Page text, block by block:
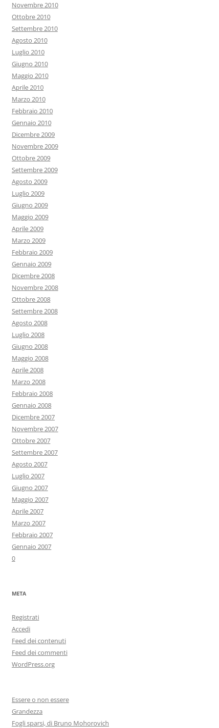
Novembre 2010
Ottobre 2010
Settembre 2010
Agosto 2010
Luglio 2010
Giugno 2010
Maggio 2010
Aprile 2010
Marzo 2010
Febbraio 2010
Gennaio 2010
Dicembre 2009
Novembre 2009
Ottobre 2009
Settembre 2009
Agosto 2009
Luglio 2009
Giugno 2009
Maggio 2009
Aprile 2009
Marzo 2009
Febbraio 2009
Gennaio 2009
Dicembre 2008
Novembre 2008
Ottobre 2008
Settembre 2008
Agosto 2008
Luglio 2008
Giugno 2008
Maggio 2008
Aprile 2008
Marzo 2008
Febbraio 2008
Gennaio 2008
Dicembre 2007
Novembre 2007
Ottobre 2007
Settembre 2007
Agosto 2007
Luglio 2007
Giugno 2007
Maggio 2007
Aprile 2007
Marzo 2007
Febbraio 2007
Gennaio 2007
0
META
Registrati
Accedi
Feed dei contenuti
Feed dei commenti
WordPress.org
Essere o non essere
Grandezza
Fogli sparsi, di Bruno Mohorovich